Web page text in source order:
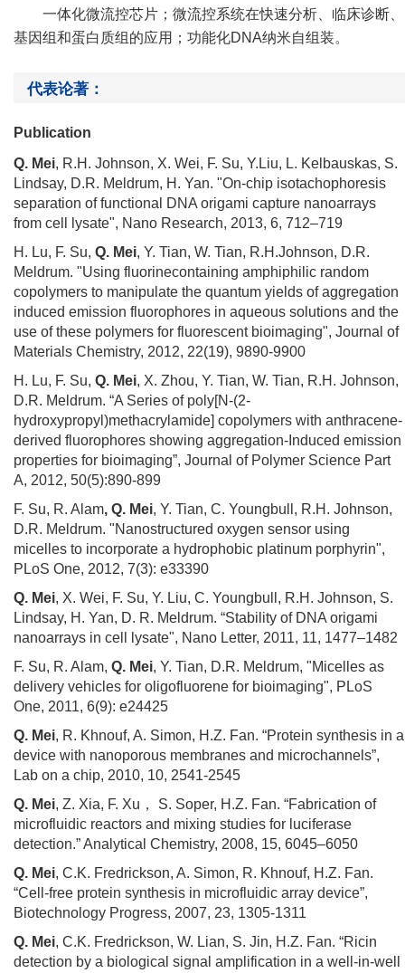
一体化微流控芯片；微流控系统在快速分析 、临床诊断、
基因组和蛋白质组的应用 ；功能化DNA纳米自组装。
代表论著：
Publication
Q. Mei, R.H. Johnson, X. Wei, F. Su, Y.Liu, L. Kelbauskas, S.
Lindsay, D.R. Meldrum, H. Yan. "On-chip isotachophoresis
separation of functional DNA origami capture nanoarrays
from cell lysate", Nano Research, 2013, 6, 712–719
H. Lu, F. Su, Q. Mei, Y. Tian, W. Tian, R.H.Johnson, D.R.
Meldrum. "Using fluorinecontaining amphiphilic random
copolymers to manipulate the quantum yields of aggregation
induced emission fluorophores in aqueous solutions and the
use of these polymers for fluorescent bioimaging", Journal of
Materials Chemistry, 2012, 22(19), 9890-9900
H. Lu, F. Su, Q. Mei, X. Zhou, Y. Tian, W. Tian, R.H. Johnson,
D.R. Meldrum. “A Series of poly[N-(2-
hydroxypropyl)methacrylamide] copolymers with anthracene-
derived fluorophores showing aggregation-Induced emission
properties for bioimaging”, Journal of Polymer Science Part
A, 2012, 50(5):890-899
F. Su, R. Alam, Q. Mei, Y. Tian, C. Youngbull, R.H. Johnson,
D.R. Meldrum. "Nanostructured oxygen sensor using
micelles to incorporate a hydrophobic platinum porphyrin",
PLoS One, 2012, 7(3): e33390
Q. Mei, X. Wei, F. Su, Y. Liu, C. Youngbull, R.H. Johnson, S.
Lindsay, H. Yan, D. R. Meldrum. “Stability of DNA origami
nanoarrays in cell lysate", Nano Letter, 2011, 11, 1477–1482
F. Su, R. Alam, Q. Mei, Y. Tian, D.R. Meldrum, "Micelles as
delivery vehicles for oligofluorene for bioimaging", PLoS
One, 2011, 6(9): e24425
Q. Mei, R. Khnouf, A. Simon, H.Z. Fan. “Protein synthesis in a
device with nanoporous membranes and microchannels”,
Lab on a chip, 2010, 10, 2541-2545
Q. Mei, Z. Xia, F. Xu ，
S. Soper, H.Z. Fan. “Fabrication of
microfluidic reactors and mixing studies for luciferase
detection.” Analytical Chemistry, 2008, 15, 6045–6050
Q. Mei, C.K. Fredrickson, A. Simon, R. Khnouf, H.Z. Fan.
“Cell-free protein synthesis in microfluidic array device”,
Biotechnology Progress, 2007, 23, 1305-1311
Q. Mei, C.K. Fredrickson, W. Lian, S. Jin, H.Z. Fan. “Ricin
detection by a biological signal amplification in a well-in-well